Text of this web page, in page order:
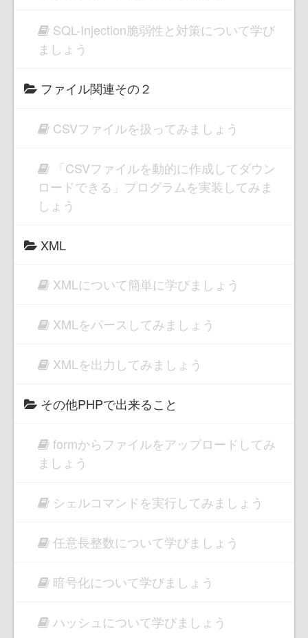
SQL-Injection脆弱性と対策について学び
ましょう
ファイル関連その２
CSVファイルを扱ってみましょう
「CSVファイルを動的に作成してダウン
ロードできる」プログラムを実装してみま
しょう
XML
XMLについて簡単に学びましょう
XMLをパースしてみましょう
XMLを出力してみましょう
その他PHPで出来ること
formからファイルをアップロードしてみ
ましょう
シェルコマンドを実行してみましょう
任意長整数について学びましょう
暗号化について学びましょう
ハッシュについて学びましょう